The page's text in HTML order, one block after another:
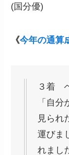
(国分優)
《今年の通算
３着
「自
見られ
運びま
れまし